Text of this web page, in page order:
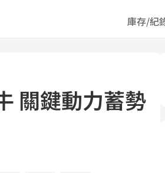
庫存/紀
關鍵動力蓄勢